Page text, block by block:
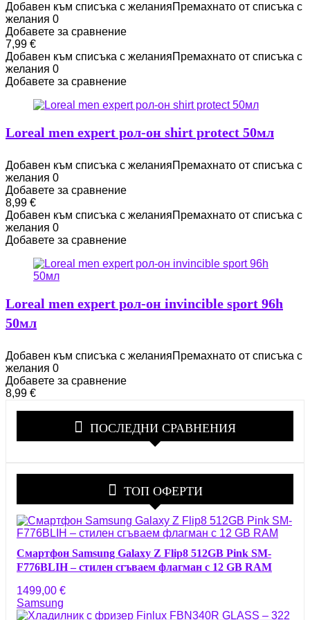
Добавен към списъка с желанияПремахнато от списъка с
желания 0
Добавете за сравнение
7,99 €
Добавен към списъка с желанияПремахнато от списъка с
желания 0
Добавете за сравнение
Loreal men expert рол-он shirt protect 50мл
Добавен към списъка с желанияПремахнато от списъка с
желания 0
Добавете за сравнение
8,99 €
Добавен към списъка с желанияПремахнато от списъка с
желания 0
Добавете за сравнение
Loreal men expert рол-он invincible sport 96h
50мл
Добавен към списъка с желанияПремахнато от списъка с
желания 0
Добавете за сравнение
8,99 €
ПОСЛЕДНИ СРАВНЕНИЯ
ТОП ОФЕРТИ
Смартфон Samsung Galaxy Z Flip8 512GB Pink SM-
F776BLIH – стилен сгъваем флагман с 12 GB RAM
1499,00 €
Samsung